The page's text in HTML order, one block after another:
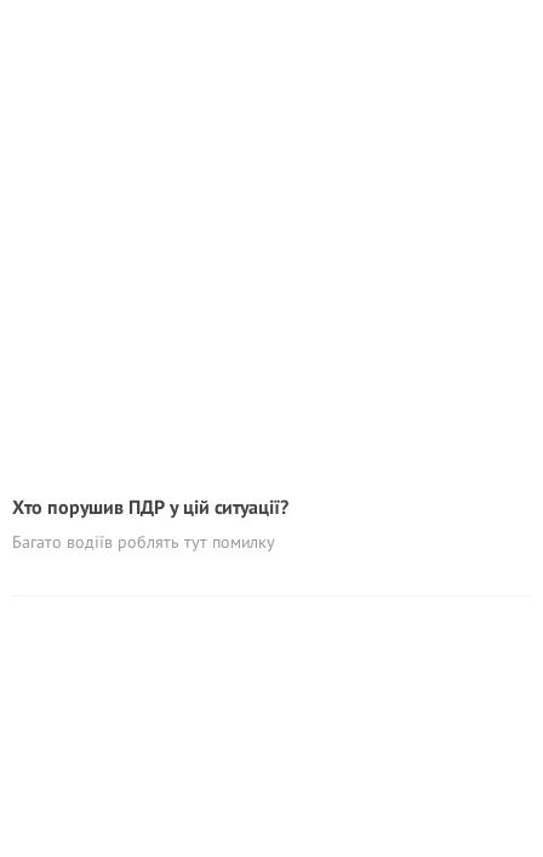
Хто порушив ПДР у цій ситуації?
Багато водіїв роблять тут помилку